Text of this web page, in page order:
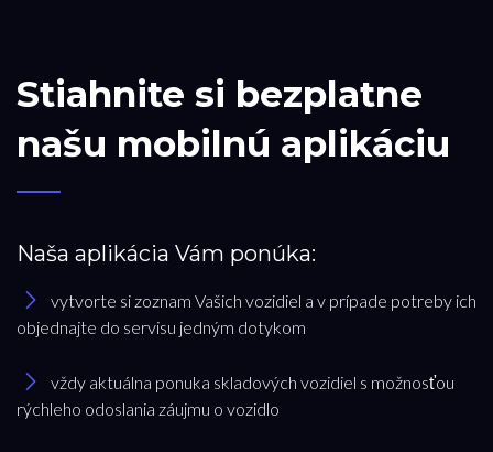
Stiahnite si bezplatne
našu mobilnú aplikáciu
Naša aplikácia Vám ponúka:
vytvorte si zoznam Vašich vozidiel a v prípade potreby ich
objednajte do servisu jedným dotykom
vždy aktuálna ponuka skladových vozidiel s možnosťou
rýchleho odoslania záujmu o vozidlo